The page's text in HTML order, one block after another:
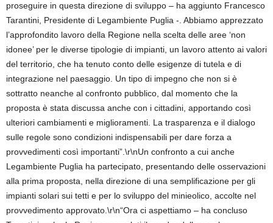
proseguire in questa direzione di sviluppo – ha aggiunto Francesco
Tarantini, Presidente di Legambiente Puglia -. Abbiamo apprezzato
l’approfondito lavoro della Regione nella scelta delle aree ‘non
idonee’ per le diverse tipologie di impianti, un lavoro attento ai valori
del territorio, che ha tenuto conto delle esigenze di tutela e di
integrazione nel paesaggio. Un tipo di impegno che non si è
sottratto neanche al confronto pubblico, dal momento che la
proposta è stata discussa anche con i cittadini, apportando così
ulteriori cambiamenti e miglioramenti. La trasparenza e il dialogo
sulle regole sono condizioni indispensabili per dare forza a
provvedimenti così importanti”.\r\nUn confronto a cui anche
Legambiente Puglia ha partecipato, presentando delle osservazioni
alla prima proposta, nella direzione di una semplificazione per gli
impianti solari sui tetti e per lo sviluppo del minieolico, accolte nel
provvedimento approvato.\r\n“Ora ci aspettiamo – ha concluso